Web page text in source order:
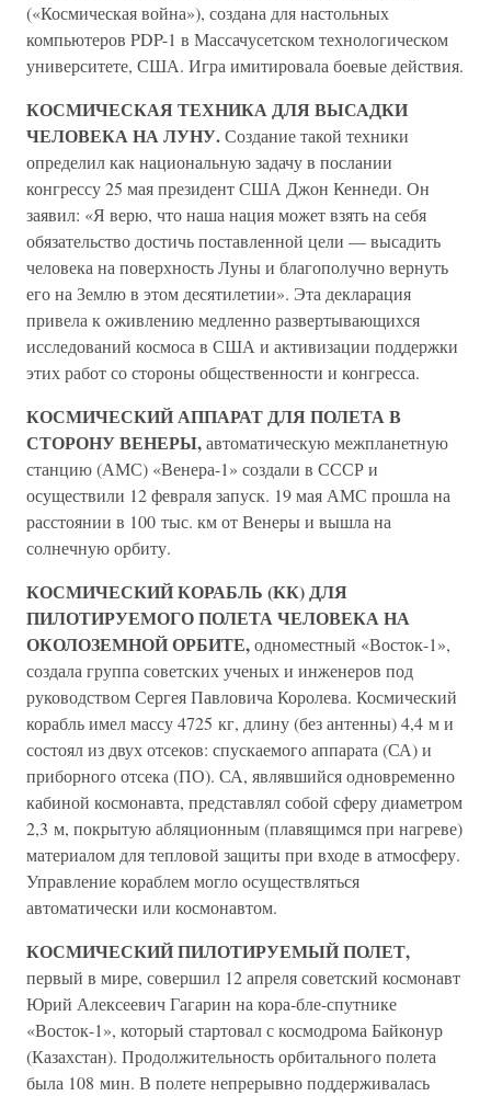
(«Космическая война»), создана для настольных
компьютеров PDP-1 в Массачусетском технологическом
университете, США. Игра имитировала боевые действия.
КОСМИЧЕСКАЯ ТЕХНИКА ДЛЯ ВЫСАДКИ
ЧЕЛОВЕКА НА ЛУНУ.Создание такой техники
определил как национальную задачу в послании
конгрессу 25 мая президент США Джон Кеннеди. Он
заявил: «Я верю, что наша нация может взять на себя
обязательство достичь поставленной цели — высадить
человека на поверхность Луны и благополучно вернуть
его на Землю в этом десятилетии». Эта декларация
привела к оживлению медленно развертывающихся
исследований космоса в США и активизации поддержки
этих работ со стороны общественности и конгресса.
КОСМИЧЕСКИЙ АППАРАТ ДЛЯ ПОЛЕТА В
СТОРОНУ ВЕНЕРЫ,автоматическую межпланетную
станцию (АМС) «Венера-1» создали в СССР и
осуществили 12 февраля запуск. 19 мая АМС прошла на
расстоянии в 100 тыс. км от Венеры и вышла на
солнечную орбиту.
КОСМИЧЕСКИЙ КОРАБЛЬ (КК) ДЛЯ
ПИЛОТИРУЕМОГО ПОЛЕТА ЧЕЛОВЕКА НА
ОКОЛОЗЕМНОЙ ОРБИТЕ,одноместный «Восток-1»,
создала группа советских ученых и инженеров под
руководством Сергея Павловича Королева. Космический
корабль имел массу 4725 кг, длину (без антенны) 4,4 м и
состоял из двух отсеков: спускаемого аппарата (СА) и
приборного отсека (ПО). СА, являвшийся одновременно
кабиной космонавта, представлял собой сферу диаметром
2,3 м, покрытую абляционным (плавящимся при нагреве)
материалом для тепловой защиты при входе в атмосферу.
Управление кораблем могло осуществляться
автоматически или космонавтом.
КОСМИЧЕСКИЙ ПИЛОТИРУЕМЫЙ ПОЛЕТ,
первый в мире, совершил 12 апреля советский космонавт
Юрий Алексеевич Гагарин на кора-бле-спутнике
«Восток-1», который стартовал с космодрома Байконур
(Казахстан). Продолжительность орбитального полета
была 108 мин. В полете непрерывно поддерживалась